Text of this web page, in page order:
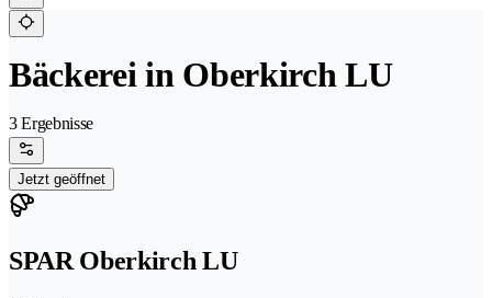
Bäckerei in Oberkirch LU
3 Ergebnisse
Jetzt geöffnet
SPAR Oberkirch LU